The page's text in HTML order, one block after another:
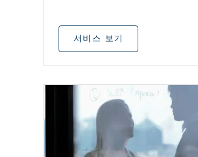
서비스 보기